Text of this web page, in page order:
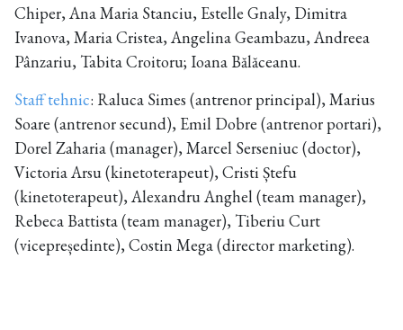
Chiper, Ana Maria Stanciu, Estelle Gnaly, Dimitra
Ivanova, Maria Cristea, Angelina Geambazu, Andreea
Pânzariu, Tabita Croitoru; Ioana Bălăceanu.
Staff tehnic: Raluca Simes (antrenor principal), Marius
Soare (antrenor secund), Emil Dobre (antrenor portari),
Dorel Zaharia (manager), Marcel Serseniuc (doctor),
Victoria Arsu (kinetoterapeut), Cristi Ștefu
(kinetoterapeut), Alexandru Anghel (team manager),
Rebeca Battista (team manager), Tiberiu Curt
(vicepreședinte), Costin Mega (director marketing).